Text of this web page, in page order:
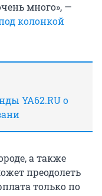
много», —
колонкой
YA62.RU о
а также
преодолеть
только по